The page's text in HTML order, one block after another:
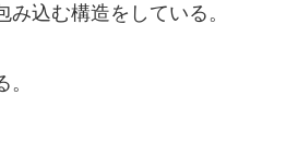
込む構造をしている。
。